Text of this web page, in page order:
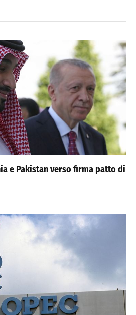
e Pakistan verso firma patto di